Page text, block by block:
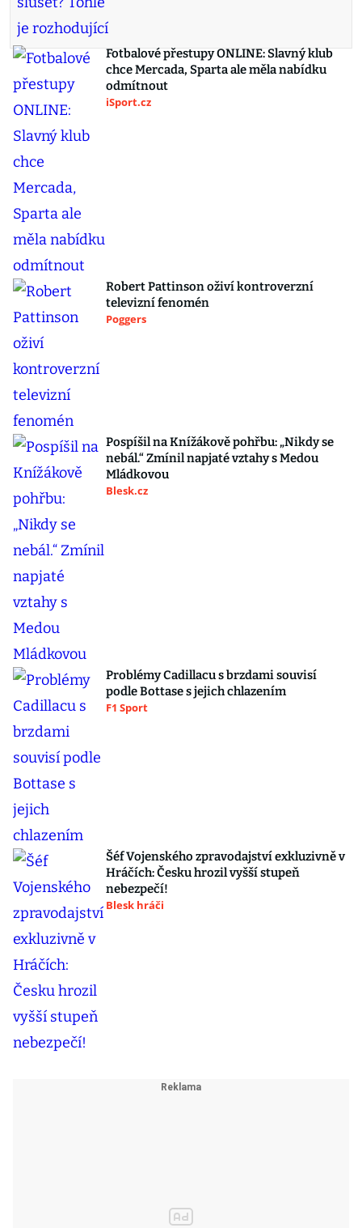
Fotbalové přestupy ONLINE: Slavný klub
chce Mercada, Sparta ale měla nabídku
odmítnout
iSport.cz
Robert Pattinson oživí kontroverzní
televizní fenomén
Poggers
Pospíšil na Knížákově pohřbu: „Nikdy se
nebál.“ Zmínil napjaté vztahy s Medou
Mládkovou
Blesk.cz
Problémy Cadillacu s brzdami souvisí
podle Bottase s jejich chlazením
F1 Sport
Šéf Vojenského zpravodajství exkluzivně v
Hráčích: Česku hrozil vyšší stupeň
nebezpečí!
Blesk hráči